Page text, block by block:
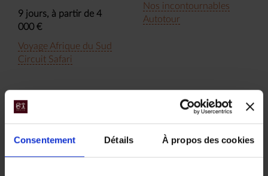
Consentement Détails À propos des cookies
9 jours, à partir de 4
000 €
Voyage Afrique du Sud
Circuit Safari
Nos incontournables
Autotour